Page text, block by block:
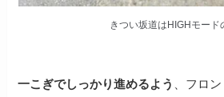
きつい坂道はHIGHモード
一こぎでしっかり進めるよう
、フロ